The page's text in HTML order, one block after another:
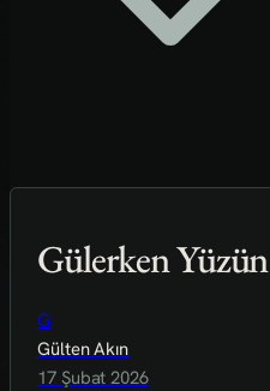
Gülerken Yüzün
G
Gülten Akın
17 Şubat 2026